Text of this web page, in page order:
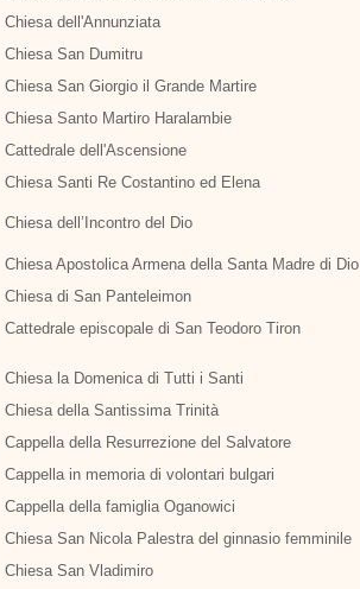
Chiesa dell'Annunziata
Chiesa San Dumitru
Chiesa San Giorgio il Grande Martire
Chiesa Santo Martiro Haralambie
Cattedrale dell'Ascensione
Chiesa Santi Re Costantino ed Elena
Chiesa dell’Incontro del Dio
Chiesa Apostolica Armena della Santa Madre di Dio
Chiesa di San Panteleimon
Cattedrale episcopale di San Teodoro Tiron
Chiesa la Domenica di Tutti i Santi
Chiesa della Santissima Trinità
Cappella della Resurrezione del Salvatore
Cappella in memoria di volontari bulgari
Cappella della famiglia Oganowici
Chiesa San Nicola Palestra del ginnasio femminile
Chiesa San Vladimiro